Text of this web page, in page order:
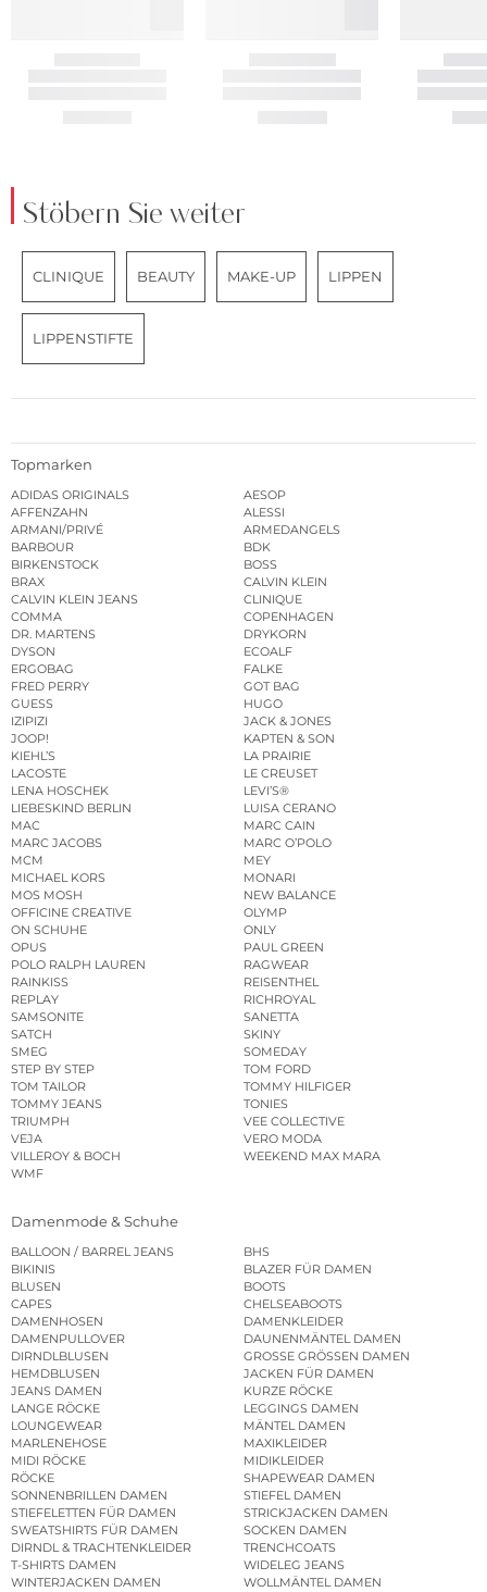
Stöbern Sie weiter
CLINIQUE BEAUTY MAKE-UP LIPPEN
LIPPENSTIFTE
Topmarken
ADIDAS ORIGINALS
AESOP
AFFENZAHN
ALESSI
ARMANI/PRIVÉ
ARMEDANGELS
BARBOUR
BDK
BIRKENSTOCK
BOSS
BRAX
CALVIN KLEIN
CALVIN KLEIN JEANS
CLINIQUE
COMMA
COPENHAGEN
DR. MARTENS
DRYKORN
DYSON
ECOALF
ERGOBAG
FALKE
FRED PERRY
GOT BAG
GUESS
HUGO
IZIPIZI
JACK & JONES
JOOP!
KAPTEN & SON
KIEHL’S
LA PRAIRIE
LACOSTE
LE CREUSET
LENA HOSCHEK
LEVI’S®
LIEBESKIND BERLIN
LUISA CERANO
MAC
MARC CAIN
MARC JACOBS
MARC O’POLO
MCM
MEY
MICHAEL KORS
MONARI
MOS MOSH
NEW BALANCE
OFFICINE CREATIVE
OLYMP
ON SCHUHE
ONLY
OPUS
PAUL GREEN
POLO RALPH LAUREN
RAGWEAR
RAINKISS
REISENTHEL
REPLAY
RICHROYAL
SAMSONITE
SANETTA
SATCH
SKINY
SMEG
SOMEDAY
STEP BY STEP
TOM FORD
TOM TAILOR
TOMMY HILFIGER
TOMMY JEANS
TONIES
TRIUMPH
VEE COLLECTIVE
VEJA
VERO MODA
VILLEROY & BOCH
WEEKEND MAX MARA
WMF
Damenmode & Schuhe
BALLOON / BARREL JEANS
BHS
BIKINIS
BLAZER FÜR DAMEN
BLUSEN
BOOTS
CAPES
CHELSEABOOTS
DAMENHOSEN
DAMENKLEIDER
DAMENPULLOVER
DAUNENMÄNTEL DAMEN
DIRNDLBLUSEN
GROSSE GRÖSSEN DAMEN
HEMDBLUSEN
JACKEN FÜR DAMEN
JEANS DAMEN
KURZE RÖCKE
LANGE RÖCKE
LEGGINGS DAMEN
LOUNGEWEAR
MÄNTEL DAMEN
MARLENEHOSE
MAXIKLEIDER
MIDI RÖCKE
MIDIKLEIDER
RÖCKE
SHAPEWEAR DAMEN
SONNENBRILLEN DAMEN
STIEFEL DAMEN
STIEFELETTEN FÜR DAMEN
STRICKJACKEN DAMEN
SWEATSHIRTS FÜR DAMEN
SOCKEN DAMEN
DIRNDL & TRACHTENKLEIDER
TRENCHCOATS
T-SHIRTS DAMEN
WIDELEG JEANS
WINTERJACKEN DAMEN
WOLLMÄNTEL DAMEN